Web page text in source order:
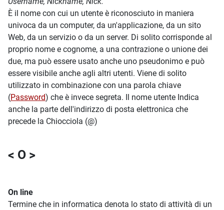
È il nome con cui un utente è riconosciuto in maniera
univoca da un computer, da un'applicazione, da un sito
Web, da un servizio o da un server. Di solito corrisponde al
proprio nome e cognome, a una contrazione o unione dei
due, ma può essere usato anche uno pseudonimo e può
essere visibile anche agli altri utenti. Viene di solito
utilizzato in combinazione con una parola chiave
(Password) che è invece segreta. Il nome utente Indica
anche la parte dell'indirizzo di posta elettronica che
precede la Chiocciola (@)
< O >
On line
Termine che in informatica denota lo stato di attività di un